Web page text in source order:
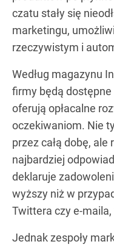
czatu stały się
marketingu,
rzeczywistym i
Według magazynu
firmy będą
oferują opłacalne
oczekiwaniom. Nie
przez całą dobę,
najbardziej
deklaruje
wyższy niż w
Twittera czy e-maila,
Jednak zespoły